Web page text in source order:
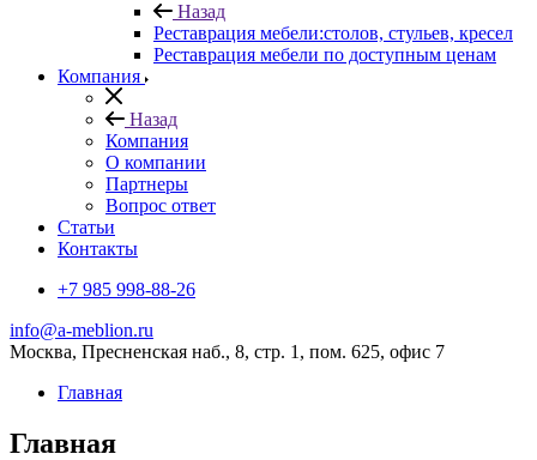
Назад
Реставрация мебели:столов, стульев, кресел
Реставрация мебели по доступным ценам
Компания
Назад
Компания
О компании
Партнеры
Вопрос ответ
Cтатьи
Контакты
+7 985 998-88-26
info@a-meblion.ru
Москва, Пресненская наб., 8, стр. 1, пом. 625, офис 7
Главная
Главная